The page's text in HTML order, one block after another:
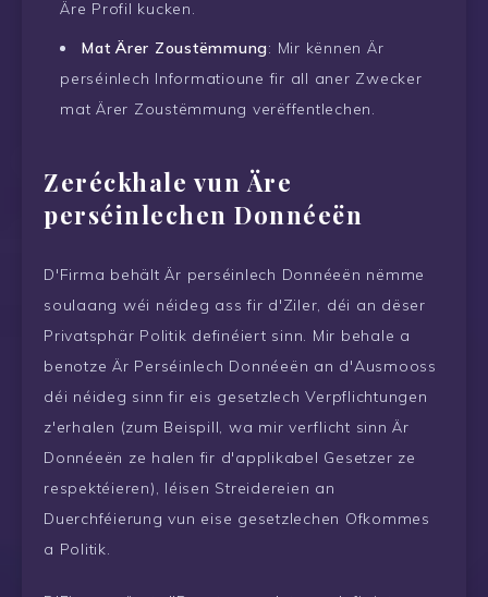
Äre Profil kucken.
Mat Ärer Zoustëmmung: Mir kënnen Är
perséinlech Informatioune fir all aner Zwecker
mat Ärer Zoustëmmung verëffentlechen.
Zeréckhale vun Äre
perséinlechen Donnéeën
D'Firma behält Är perséinlech Donnéeën nëmme
soulaang wéi néideg ass fir d'Ziler, déi an dëser
Privatsphär Politik definéiert sinn. Mir behale a
benotze Är Perséinlech Donnéeën an d'Ausmooss
déi néideg sinn fir eis gesetzlech Verpflichtungen
z'erhalen (zum Beispill, wa mir verflicht sinn Är
Donnéeën ze halen fir d'applikabel Gesetzer ze
respektéieren), léisen Streidereien an
Duerchféierung vun eise gesetzlechen Ofkommes
a Politik.